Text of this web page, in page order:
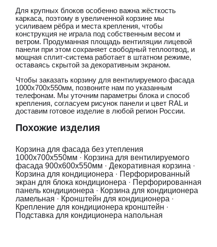
Для крупных блоков особенно важна жёсткость
каркаса, поэтому в увеличенной корзине мы
усиливаем рёбра и места крепления, чтобы
конструкция не играла под собственным весом и
ветром. Продуманная площадь вентиляции лицевой
панели при этом сохраняет свободный теплоотвод, и
мощная сплит-система работает в штатном режиме,
оставаясь скрытой за декоративным экраном.
Чтобы заказать корзину для вентилируемого фасада
1000х700х550мм, позвоните нам по указанным
телефонам. Мы уточним параметры блока и способ
крепления, согласуем рисунок панели и цвет RAL и
доставим готовое изделие в любой регион России.
Похожие изделия
Корзина для фасада без утепления
1000х700х550мм · Корзина для вентилируемого
фасада 900х600х550мм · Декоративная корзина ·
Корзина для кондиционера · Перфорированный
экран для блока кондиционера · Перфорированная
панель кондиционера · Корзина для кондиционера
ламельная · Кронштейн для кондиционера ·
Крепление для кондиционера кронштейн ·
Подставка для кондиционера напольная